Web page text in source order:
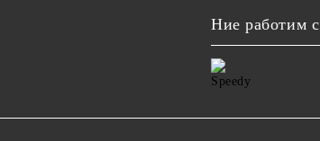
Ние работим с